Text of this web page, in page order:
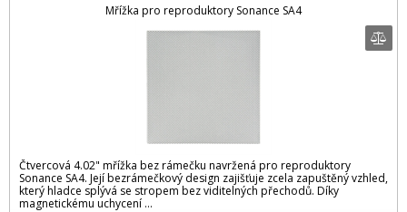
Mřížka pro reproduktory Sonance SA4
Čtvercová 4.02" mřížka bez rámečku navržená pro reproduktory
Sonance SA4. Její bezrámečkový design zajišťuje zcela zapuštěný vzhled,
který hladce splývá se stropem bez viditelných přechodů. Díky
magnetickému uchycení …